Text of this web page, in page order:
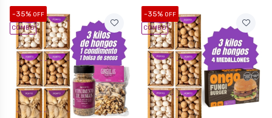
-35% OFF
COMBO
-35% OFF
COMBO